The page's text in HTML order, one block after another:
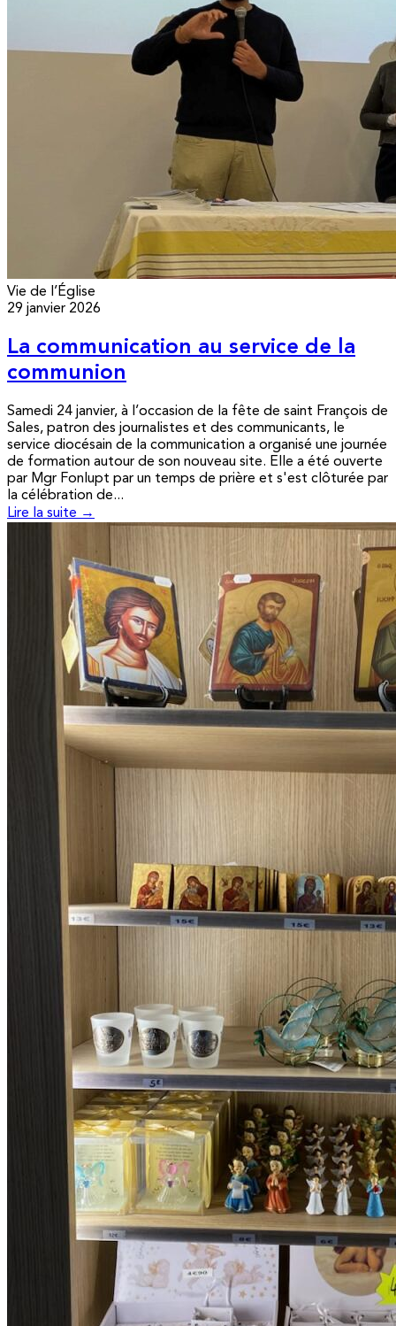
Vie de l’Église
29 janvier 2026
La communication au service de la
communion
Samedi 24 janvier, à l’occasion de la fête de saint François de
Sales, patron des journalistes et des communicants, le
service diocésain de la communication a organisé une journée
de formation autour de son nouveau site. Elle a été ouverte
par Mgr Fonlupt par un temps de prière et s'est clôturée par
la célébration de...
Lire la suite →